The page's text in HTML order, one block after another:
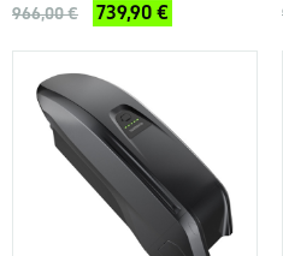
966,00 € 739,90 €